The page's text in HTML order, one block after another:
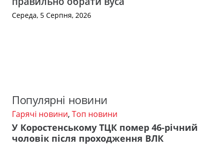
Середа, 5 Серпня, 2026
Популярні новини
Гарячі новини, Топ новини
У Коростенському ТЦК помер 46-річний
чоловік після проходження ВЛК